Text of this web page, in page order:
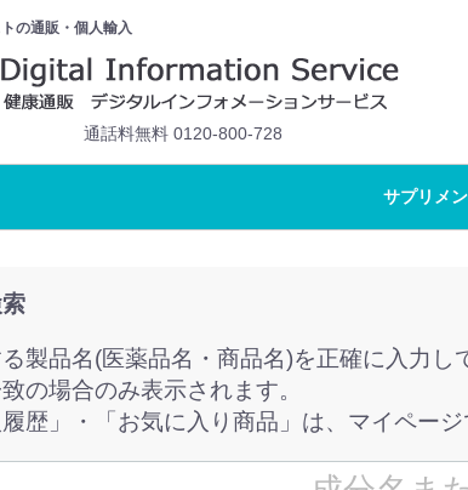
の通販・個人輸入
通話料無料 0120-800-728
サプリメ
製品名(医薬品名・商品名)を正確に入力し
の場合のみ表示されます。
履歴」・「お気に入り商品」は、マイページ